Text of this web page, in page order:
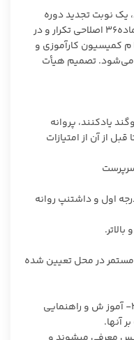
یک نوبت تجدید دوره
خواهد شد. در دوره تجدیدی، مرحله سوم ماده۳۶ اصلاحی تکرار و در
م کمیسیون کارآموزی و
می‌شود. تصمیم هیأت
یادکنند، پروانه
از آن از امتیازات
اول و داشتنپ روانه
مستمر در محل تعیین شده
۱- نظارت بر رفتار و انجام تکالیف کارآموزی۲- آموز ش و راهنمایی
آنها.